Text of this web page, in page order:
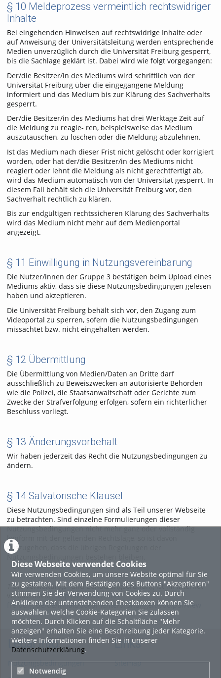
Diese Webseite verwendet Cookies
Wir verwenden Cookies, um unsere Website optimal für Sie
zu gestalten. Mit dem Bestätigen des Buttons "Akzeptieren"
stimmen Sie der Verwendung von Cookies zu. Durch
Anklicken der untenstehenden Checkboxen können Sie
auswählen, welche Cookie-Kategorien Sie zulassen
möchten. Durch Klicken auf die Schaltfläche "Mehr
anzeigen" erhalten Sie eine Beschreibung jeder Kategorie.
Weitere Informationen finden Sie in unserer
Datenschutzerklärung.
Notwendig
§ 10 Meldeprozess vermeintlich rechtswidriger
Inhalte
Bei eingehenden Hinweisen auf rechtswidrige Inhalte oder
auf Anweisung der Universitätsleitung werden entsprechende
Medien unverzüglich durch die Universität Freiburg gesperrt,
bis die Sachlage geklärt ist. Dabei wird wie folgt vorgegangen:
Der/die Besitzer/in des Mediums wird schriftlich von der
Universität Freiburg über die eingegangene Meldung
informiert und das Medium bis zur Klärung des Sachverhalts
gesperrt.
Der/die Besitzer/in des Mediums hat drei Werktage Zeit auf
die Meldung zu reagie- ren, beispielsweise das Medium
auszutauschen, zu löschen oder die Meldung abzulehnen.
Ist das Medium nach dieser Frist nicht gelöscht oder korrigiert
worden, oder hat der/die Besitzer/in des Mediums nicht
reagiert oder lehnt die Meldung als nicht gerechtfertigt ab,
wird das Medium automatisch von der Universität gesperrt. In
diesem Fall behält sich die Universität Freiburg vor, den
Sachverhalt rechtlich zu klären.
Bis zur endgültigen rechtssicheren Klärung des Sachverhalts
wird das Medium nicht mehr auf dem Medienportal
angezeigt.
§ 11 Einwilligung in Nutzungsvereinbarung
Die Nutzer/innen der Gruppe 3 bestätigen beim Upload eines
Mediums aktiv, dass sie diese Nutzungsbedingungen gelesen
haben und akzeptieren.
Die Universität Freiburg behält sich vor, den Zugang zum
Videoportal zu sperren, sofern die Nutzungsbedingungen
missachtet bzw. nicht eingehalten werden.
§ 12 Übermittlung
Die Übermittlung von Medien/Daten an Dritte darf
ausschließlich zu Beweiszwecken an autorisierte Behörden
wie die Polizei, die Staatsanwaltschaft oder Gerichte zum
Zwecke der Strafverfolgung erfolgen, sofern ein richterlicher
Beschluss vorliegt.
§ 13 Änderungsvorbehalt
Wir haben jederzeit das Recht die Nutzungsbedingungen zu
ändern.
§ 14 Salvatorische Klausel
Diese Nutzungsbedingungen sind als Teil unserer Webseite
zu betrachten. Sind einzelne Formulierungen dieser
Nutzungsbedingungen nicht mehr ganz oder vollständig
konform mit der geltenden Rechtslage, so ist davon
auszugehen, dass die übrigen Regelungen der
Nutzungsbedingungen bestehen bleiben.
Die Verwaltungs- und Benutzungsordnung ist im Internet
veröffentlicht:https://www.rz.uni-
freiburg.de/de/inhalt/dokumente/ordnungen/vbo.pdf/view
Legal Info
Nutzungsbedingungen
Links
Sitemap